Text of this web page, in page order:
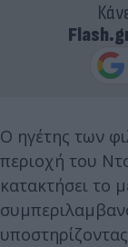
Ο ηγέτης των
περιοχή του
κατακτήσει το